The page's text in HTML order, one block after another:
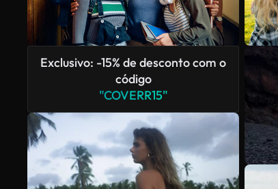
Exclusivo: -15% de desconto com o
código
"COVERR15"